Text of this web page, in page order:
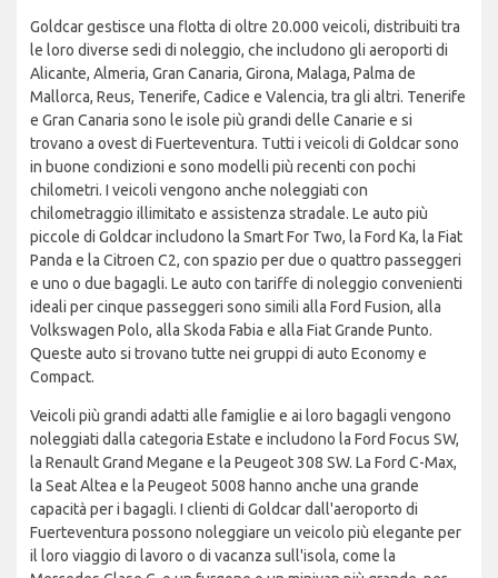
Goldcar gestisce una flotta di oltre 20.000 veicoli, distribuiti tra
le loro diverse sedi di noleggio, che includono gli aeroporti di
Alicante, Almeria, Gran Canaria, Girona, Malaga, Palma de
Mallorca, Reus, Tenerife, Cadice e Valencia, tra gli altri. Tenerife
e Gran Canaria sono le isole più grandi delle Canarie e si
trovano a ovest di Fuerteventura. Tutti i veicoli di Goldcar sono
in buone condizioni e sono modelli più recenti con pochi
chilometri. I veicoli vengono anche noleggiati con
chilometraggio illimitato e assistenza stradale. Le auto più
piccole di Goldcar includono la Smart For Two, la Ford Ka, la Fiat
Panda e la Citroen C2, con spazio per due o quattro passeggeri
e uno o due bagagli. Le auto con tariffe di noleggio convenienti
ideali per cinque passeggeri sono simili alla Ford Fusion, alla
Volkswagen Polo, alla Skoda Fabia e alla Fiat Grande Punto.
Queste auto si trovano tutte nei gruppi di auto Economy e
Compact.
Veicoli più grandi adatti alle famiglie e ai loro bagagli vengono
noleggiati dalla categoria Estate e includono la Ford Focus SW,
la Renault Grand Megane e la Peugeot 308 SW. La Ford C-Max,
la Seat Altea e la Peugeot 5008 hanno anche una grande
capacità per i bagagli. I clienti di Goldcar dall'aeroporto di
Fuerteventura possono noleggiare un veicolo più elegante per
il loro viaggio di lavoro o di vacanza sull'isola, come la